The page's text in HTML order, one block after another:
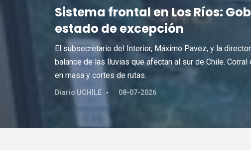
Sistema frontal en Los Ríos:
estado de excepción
El subsecretario del Interior, Máximo Pavez, y la
balance de las lluvias que afectan al sur de Chile.
en masa y cortes de rutas.
Diario UCHILE 08-07-2026